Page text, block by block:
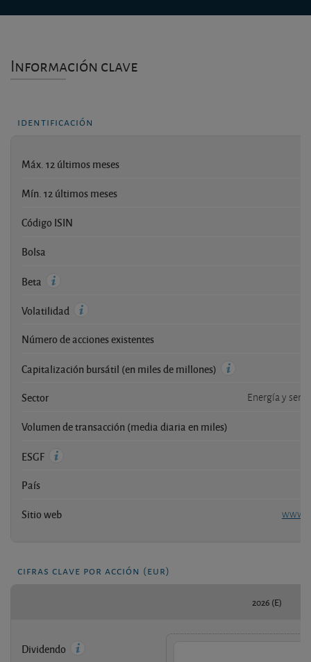
Información clave
identificación
Máx. 12 últimos meses
Mín. 12 últimos meses
Código ISIN
Bolsa
Beta
Volatilidad
Número de acciones existentes
Capitalización bursátil (en miles de millones)
Sector Energía y
Volumen de transacción (media diaria en miles)
ESGF
País
Sitio web
cifras clave por acción (eur)
2026 (E)
Dividendo